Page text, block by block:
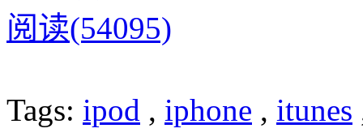
阅读(54095)
Tags: ipod , iphone , itunes